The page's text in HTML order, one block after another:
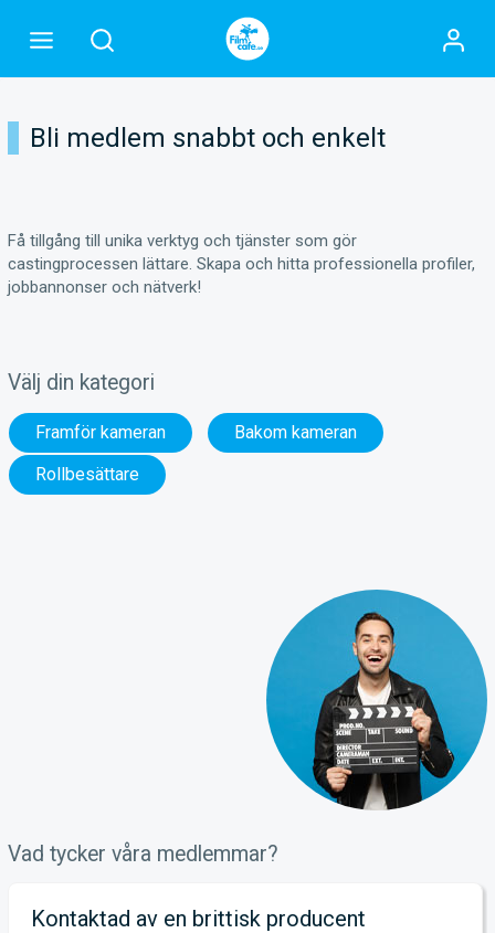
Bli medlem snabbt och enkelt
Få tillgång till unika verktyg och tjänster som gör
castingprocessen lättare. Skapa och hitta professionella profiler,
jobbannonser och nätverk!
Välj din kategori
Framför kameran
Bakom kameran
Rollbesättare
Vad tycker våra medlemmar?
Kontaktad av en brittisk producent